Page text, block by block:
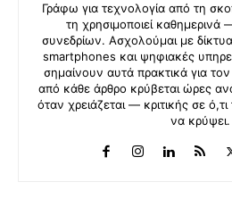
Γράφω για τεχνολογία από τη
τη χρησιμοποιεί καθημερινά
συνεδρίων. Ασχολούμαι με
smartphones και ψηφιακές
σημαίνουν αυτά πρακτικά για
από κάθε άρθρο κρύβεται ώρες
όταν χρειάζεται — κριτικής σε
να κρύψει.